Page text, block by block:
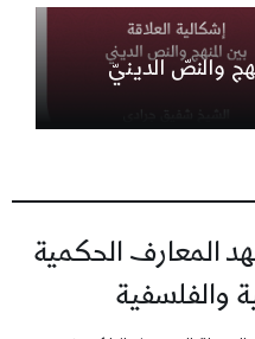
والنصّ الدينيّ
المعارف الحكمية
والفلسفية